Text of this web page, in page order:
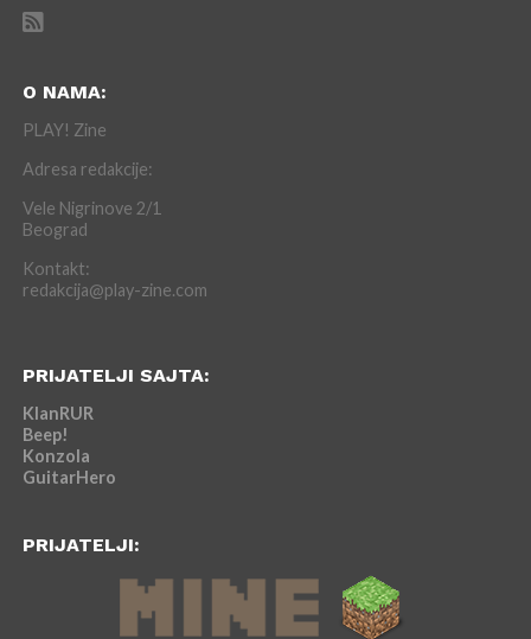
O NAMA:
PLAY! Zine
Adresa redakcije:
Vele Nigrinove 2/1
Beograd
Kontakt:
redakcija@play-zine.com
PRIJATELJI SAJTA:
KlanRUR
Beep!
Konzola
GuitarHero
PRIJATELJI: